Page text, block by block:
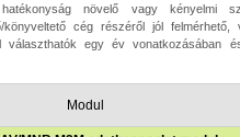
növelő vagy kényelmi
cég részéről jól felmérhető,
választhatók egy év vonatkozásában
Modul